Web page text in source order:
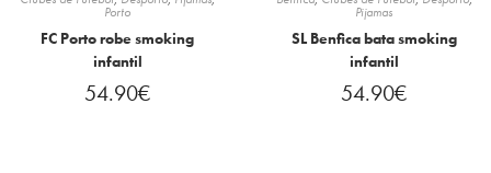
Porto
FC Porto robe smoking
infantil
54.90€
Pijamas
SL Benfica bata smoking
infantil
54.90€